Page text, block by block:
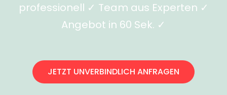
professionell ✓ Team aus Experten ✓
Angebot in 60 Sek. ✓
JETZT UNVERBINDLICH ANFRAGEN